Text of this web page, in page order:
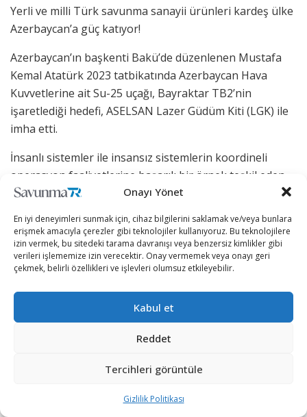
Onayı Yönet
En iyi deneyimleri sunmak için, cihaz bilgilerini saklamak ve/veya bunlara
erişmek amacıyla çerezler gibi teknolojiler kullanıyoruz. Bu teknolojilere
izin vermek, bu sitedeki tarama davranışı veya benzersiz kimlikler gibi
verileri işlememize izin verecektir. Onay vermemek veya onayı geri
çekmek, belirli özellikleri ve işlevleri olumsuz etkileyebilir.
Kabul et
Reddet
Tercihleri görüntüle
Gizlilik Politikası
Yerli ve milli Türk savunma sanayii ürünleri kardeş ülke
Azerbaycan’a güç katıyor!
Azerbaycan’ın başkenti Bakü’de düzenlenen Mustafa
Kemal Atatürk 2023 tatbikatında Azerbaycan Hava
Kuvvetlerine ait Su-25 uçağı, Bayraktar TB2’nin
işaretlediği hedefi, ASELSAN Lazer Güdüm Kiti (LGK) ile
imha etti.
İnsanlı sistemler ile insansız sistemlerin koordineli
operasyon faaliyetlerine başarılı bir örnek teşkil eden
gelişme, Türk savunma sanayiinin ulaştığı teknolojik
Gerçekleştirilen faaliyet ile ilgili ASELSAN’ın sosyal
medya platformu X üzerindeki resmi
hesabından görüntüler paylaşıldı.
Bakü’de düzenlenen
Mustafa Kemal Atatürk
2023 tatbikatında
Azerbaycan Hava